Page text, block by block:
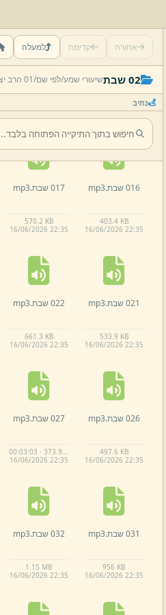
אחורה קדימה למעלה
02 שבת שיעורי שמע/לפי שם/01 הרב יצחק שלמה זילברמן/
נתיב
00:04:46 · 572.4 KB
16/06/2026 22:35
16/06/2026 22:35
016 שבת. mp3
403.4 KB
16/06/2026 22:35
017 שבת. mp3
570.2 KB
16/06/2026 22:35
021 שבת. mp3
533.9 KB
16/06/2026 22:35
022 שבת. mp3
661.3 KB
16/06/2026 22:35
026 שבת. mp3
497.6 KB
16/06/2026 22:35
027 שבת. mp3
00:03:03 · 373.9 KB
16/06/2026 22:35
031 שבת. mp3
956 KB
16/06/2026 22:35
032 שבת. mp3
1.15 MB
16/06/2026 22:35